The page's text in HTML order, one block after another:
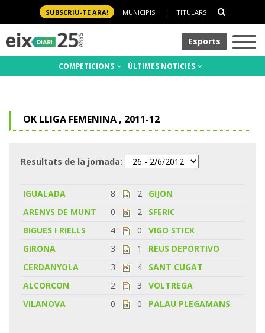
SUBSCRIU-TE ARA! MUNICIPIS | TITULARS
Esports
COMPETICIONS ÚLTIMES NOTICIES
OK LLIGA FEMENINA , 2011-12
Resultats de la jornada:
IGUALADA 8 2
GIJON
ARENYS DE MUNT
0 2
SFERIC
BIGUES I RIELLS
4 0
VIGO STICK
GIRONA
3 1
REUS DEPORTIVO
CERDANYOLA
3 4
SANT CUGAT
ALCORCON
2 3
VOLTREGA
VILANOVA
0 0 PALAU PLEGAMANS